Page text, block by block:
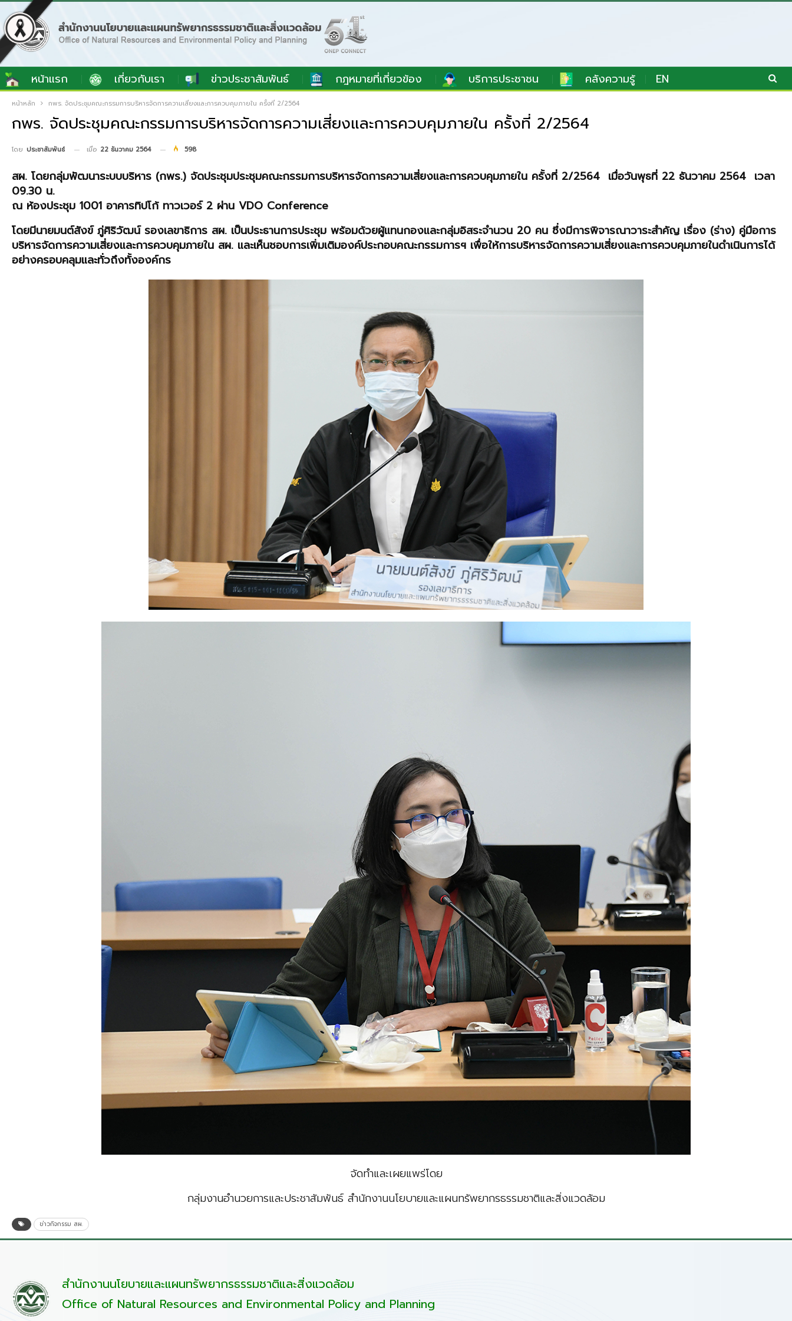
หน้าแรก เกี่ยวกับเรา ข่าวประชาสัมพันธ์ กฎหมายที่เกี่ยวข้อง บริการประชาชน คลังความรู้ EN
หน้าหลัก กพร. จัดประชุมคณะกรรมการบริหารจัดการความเสี่ยงและการควบคุมภายใน ครั้งที่ 2/2564
กพร. จัดประชุมคณะกรรมการบริหารจัดการความเสี่ยงและการควบคุมภายใน ครั้งที่ 2/2564
โดย ประชาสัมพันธ์ เมื่อ 22 ธันวาคม 2564 598
สผ. โดยกลุ่มพัฒนาระบบบริหาร (กพร.) จัดประชุมประชุมคณะกรรมการบริหารจัดการความเสี่ยงและการควบคุมภายใน ครั้งที่ 2/2564 เมื่อวันพุธที่ 22 ธันวาคม 2564 เวลา
09.30 น.
ณ ห้องประชุม 1001 อาคารทิปโก้ ทาวเวอร์ 2 ผ่าน VDO Conference
โดยมีนายมนต์สังข์ ภู่ศิริวัฒน์ รองเลขาธิการ สผ. เป็นประธานการประชุม พร้อมด้วยผู้แทนกองและกลุ่มอิสระจำนวน 20 คน ซึ่งมีการพิจารณาวาระสำคัญ เรื่อง (ร่าง) คู่มือการ
บริหารจัดการความเสี่ยงและการควบคุมภายใน สผ. และเห็นชอบการเพิ่มเติมองค์ประกอบคณะกรรมการฯ เพื่อให้การบริหารจัดการความเสี่ยงและการควบคุมภายในดำเนินการได้
อย่างครอบคลุมและทั่วถึงทั้งองค์กร
จัดทำและเผยแพร่โดย
กลุ่มงานอำนวยการและประชาสัมพันธ์ สำนักงานนโยบายและแผนทรัพยากรธรรมชาติและสิ่งแวดล้อม
ข่าวกิจกรรม สผ.
สำนักงานนโยบายและแผนทรัพยากรธรรมชาติและสิ่งแวดล้อม
Office of Natural Resources and Environmental Policy and Planning